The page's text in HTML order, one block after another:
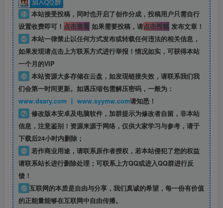
④ 本站接受投稿，同时也开启了创作分成，投稿用户只需自行
设置收费即可！ 点击查看如果需要投稿，请点击投稿发布文章！
⑤ 本站一律禁止以任何方式发布或转载任何违法的相关信息，
如果发现请点击上方联系方式进行举报！情况如实，可获得本站
一个月的VIP
⑥ 本站资源大多存储在云盘，如发现链接失效，请联系我们我
们会第一时间更新。如遇压缩包需解压密码，一般为：
www.dsary.com 丨 www.syymw.com请知悉！
⑦ 修改版本安卓及电脑软件，加群提示为修改者自留， 非本站
信息，注意鉴别！资源来源于网络，仅供大家学习与参考，请于
下载后24小时内删除；
⑧ 若作商业用途，请联系原作者授权，若本站侵犯了您的权益
请联系站长进行删除处理；可联系上方QQ或进入QQ群进行反
馈！
⑨ 互联网的本质是自由与分享，我们真诚的希望，每一份有价值
的正能量能够在互联网中自由传播。